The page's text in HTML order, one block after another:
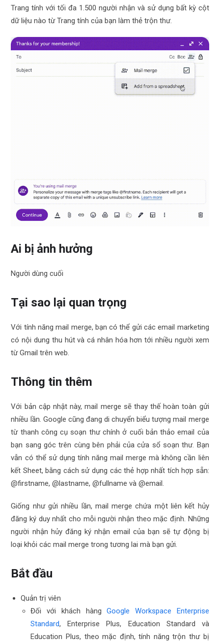
Trang tính với tối đa 1.500 người nhận và sử dụng bất kỳ cột
dữ liệu nào từ Trang tính của bạn làm thẻ trộn thư.
Ai bị ảnh hưởng
Người dùng cuối
Tại sao lại quan trọng
Với tính năng mail merge, bạn có thể gửi các email marketing
có nội dung thu hút và cá nhân hóa hơn tới nhiều người xem
từ Gmail trên web.
Thông tin thêm
Với bản cập nhật này, mail merge sẽ thay thế hoàn toàn gửi
nhiều lần. Google cũng đang di chuyển biểu tượng mail merge
từ thanh công cụ soạn thư chính ở cuối bản thảo email của
bạn sang góc trên cùng bên phải của cửa sổ soạn thư. Bạn
vẫn có thể sử dụng tính năng mail merge mà không cần liên
kết Sheet, bằng cách sử dụng các thẻ hợp nhất tích hợp sẵn:
@firstname, @lastname, @fullname và @email.
Giống như gửi nhiều lần, mail merge chứa một liên kết hủy
đăng ký duy nhất cho mỗi người nhận theo mặc định. Những
người nhận hủy đăng ký nhận email của bạn sẽ tự động bị
loại khỏi các mail merge trong tương lai mà bạn gửi.
Bắt đầu
Quản trị viên
Đối với khách hàngGoogle Workspace Enterprise
Standard, Enterprise Plus, Education Standard và
Education Plus, theo mặc định, tính năng trộn thư bị